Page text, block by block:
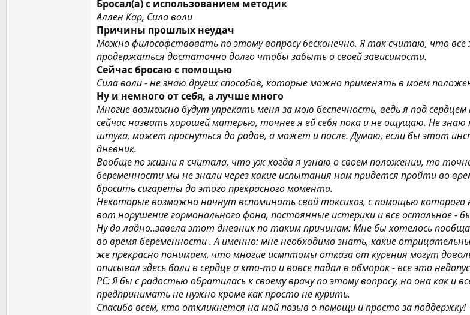
Бросал(а) с использованием методик
Аллен Кар, Сила воли
Причины прошлых неудач
Можно философствовать по этому вопросу бесконечно. Я так считаю, что
продержаться достаточно долго чтобы забыть о своей зависимости.
Сейчас бросаю с помощью
Сила воли - не знаю других способов, которые можно применять в моем
Ну и немного от себя, а лучше много
Многие возможно будут упрекать меня за мою беспечность, ведь я под
сейчас назвать хорошей матерью, точнее я ей себя пока и не ощущаю. Не
штука, может проснуться до родов, а может и после. Думаю, если бы этот
дневник.
Вообще по жизни я считала, что уж когда я узнаю о своем положении, то
беременности мы не знали через какие испытания нам придется пройти во
бросить сигареты до этого прекрасного момента.
Некоторые возможно начнут вспоминать свой токсикоз, с помощью которого
вот нарушение гормонального фона, постоянные истерики и все остальное -
Ну да ладно..завела этот дневник по таким причинам: Мне бы хотелось
во время беременности . А именно: мне необходимо знать, какие
же прекрасно понимаем, что многие исмптомы отказа от курения могут
описывал здесь боли в сердце а кто-то и вовсе падал в обморок - все это
РС: Я бы с радостью обратилась к своему врачу по этому вопросу, но она как и
предпринимать не нужно кроме как просто не курить.
Спасибо всем, кто откликнется на мой позыв о помощи и просто за поддержку!